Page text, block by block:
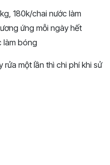
180k/chai nước làm
ứng mỗi ngày hết
làm bóng
rửa một lần thì chi phí khi sử